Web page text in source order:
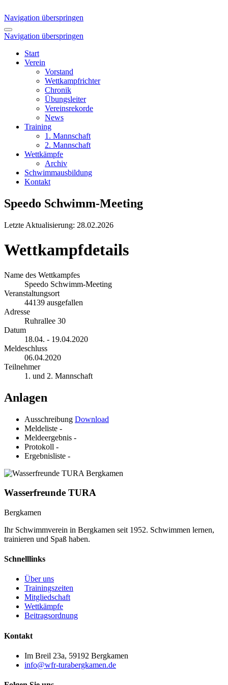
Navigation überspringen
Navigation überspringen
Start
Verein
Vorstand
Wettkampfrichter
Chronik
Übungsleiter
Vereinsrekorde
News
Training
1. Mannschaft
2. Mannschaft
Wettkämpfe
Archiv
Schwimmausbildung
Kontakt
Speedo Schwimm-Meeting
Letzte Aktualisierung: 28.02.2026
Wettkampfdetails
Name des Wettkampfes
Speedo Schwimm-Meeting
Veranstaltungsort
44139 ausgefallen
Adresse
Ruhrallee 30
Datum
18.04. - 19.04.2020
Meldeschluss
06.04.2020
Teilnehmer
1. und 2. Mannschaft
Anlagen
Ausschreibung Download
Meldeliste -
Meldeergebnis -
Protokoll -
Ergebnisliste -
Wasserfreunde TURA
Bergkamen
Ihr Schwimmverein in Bergkamen seit 1952. Schwimmen lernen,
trainieren und Spaß haben.
Schnelllinks
Über uns
Trainingszeiten
Mitgliedschaft
Wettkämpfe
Beitragsordnung
Kontakt
Im Breil 23a, 59192 Bergkamen
info@wfr-turabergkamen.de